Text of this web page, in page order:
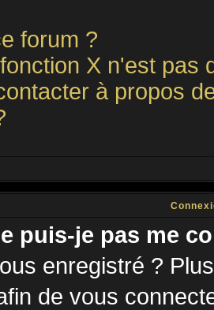
forum ?
X n'est pas
à propos
puis-je pas me
enregistré ?
de vous